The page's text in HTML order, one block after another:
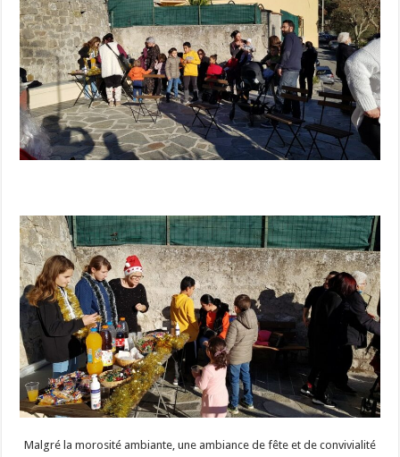
Malgré la morosité ambiante, une ambiance de fête et de convivialité